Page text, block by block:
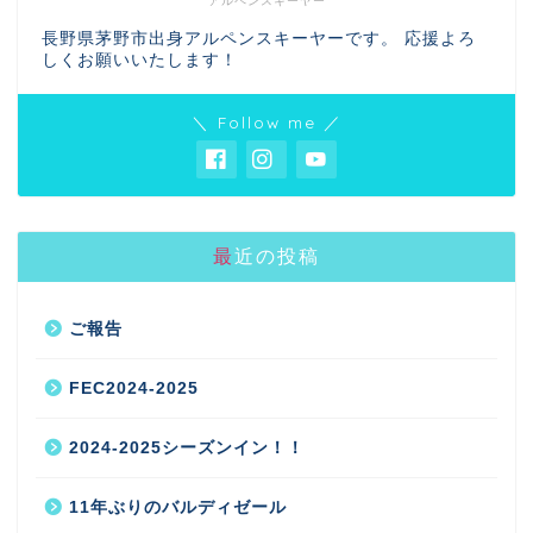
長野県茅野市出身アルペンスキーヤーです。 応援よろ
しくお願いいたします！
＼ Follow me ／
最近の投稿
ご報告
FEC2024-2025
2024-2025シーズンイン！！
11年ぶりのバルディゼール